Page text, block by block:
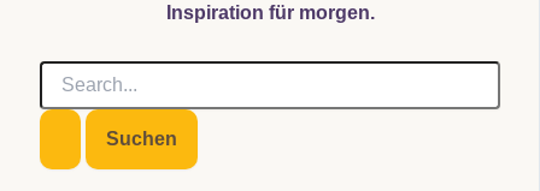
Inspiration für morgen.
S
c
e